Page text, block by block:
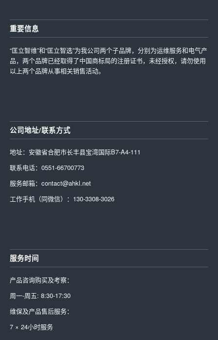
重要信息
“匡立智维”和“匡立智选”为我公司两个子品牌，分别为运维服务和电气产
品，两个品牌已经取得了中国商标局的注册证书，未经授权，请勿使用
以上两个品牌从事相关销售活动。
公司地址/联系方式
地址：安徽省合肥市长丰县宝湾国际B7-A4-111
联系电话：0551-66700773
服务邮箱：contact@ahkl.net
工作手机（同微信）：130-3308-3026
服务时间
产品咨询购买及考察：
周一-周五: 8:30-17:30
维保及产品售后服务：
7 × 24小时服务